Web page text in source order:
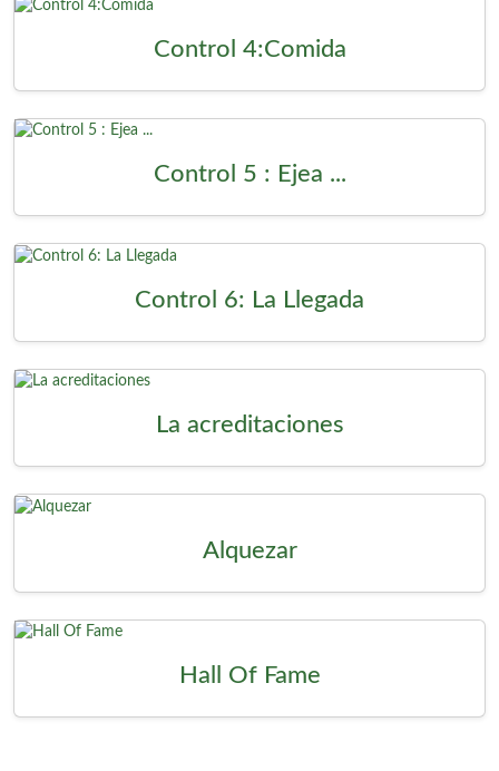
Control 4:Comida
Control 5 : Ejea ...
Control 6: La Llegada
La acreditaciones
Alquezar
Hall Of Fame